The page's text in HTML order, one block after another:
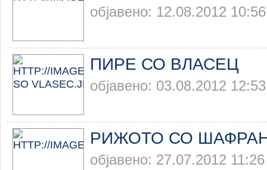
објавено: 12.08.2012 10:56
ПИРЕ СО ВЛАСЕЦ
објавено: 03.08.2012 12:53
РИЖОТО СО
објавено: 27.07.2012 11:26